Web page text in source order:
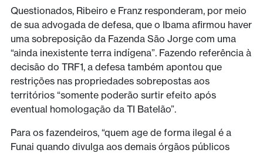
Questionados, Ribeiro e Franz responderam, por meio
de sua advogada de defesa, que o Ibama afirmou haver
uma sobreposição da Fazenda São Jorge com uma
“ainda inexistente terra indígena”. Fazendo referência à
decisão do TRF1, a defesa também apontou que
restrições nas propriedades sobrepostas aos
territórios “somente poderão surtir efeito após
eventual homologação da TI Batelão”.
Para os fazendeiros, “quem age de forma ilegal é a
Funai quando divulga aos demais órgãos públicos